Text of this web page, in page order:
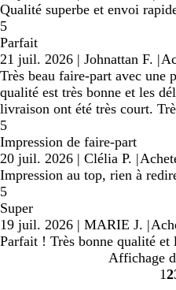
Qualité superbe et envoi
5
Parfait
21 juil. 2026 | Johnattan F. |
Très beau faire-part avec une
qualité est très bonne et les
livraison ont été très court.
5
Impression de faire-part
20 juil. 2026 | Clélia P. |
Impression au top, rien à
5
Super
19 juil. 2026 | MARIE J. |
Parfait ! Très bonne qualité et
Affichage
12